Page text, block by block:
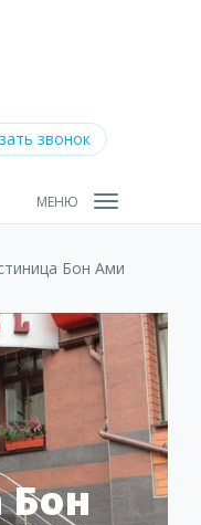
звонок
МЕНЮ
Бон Ами
Бон